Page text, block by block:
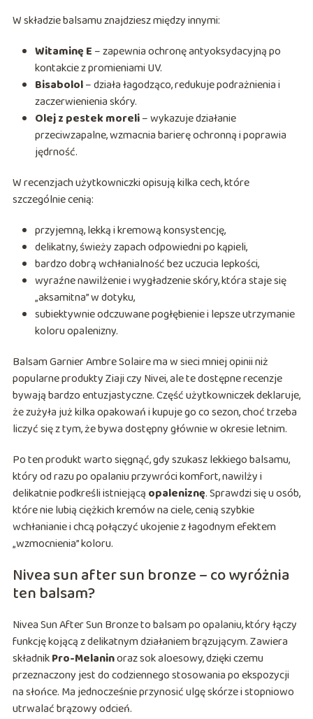
W składzie balsamu znajdziesz między innymi:
Witaminę E – zapewnia ochronę antyoksydacyjną po
kontakcie z promieniami UV.
Bisabolol– działa łagodząco, redukuje podrażnienia i
zaczerwienienia skóry.
Olej z pestek moreli– wykazuje działanie
przeciwzapalne, wzmacnia barierę ochronną i poprawia
jędrność.
W recenzjach użytkowniczki opisują kilka cech, które
szczególnie cenią:
przyjemną, lekką i kremową konsystencję,
delikatny, świeży zapach odpowiedni po kąpieli,
bardzo dobrą wchłanialność bez uczucia lepkości,
wyraźne nawilżenie i wygładzenie skóry, która staje się
„aksamitna” w dotyku,
subiektywnie odczuwane pogłębienie i lepsze utrzymanie
koloru opalenizny.
Balsam Garnier Ambre Solaire ma w sieci mniej opinii niż
popularne produkty Ziaji czy Nivei, ale te dostępne recenzje
bywają bardzo entuzjastyczne. Część użytkowniczek deklaruje,
że zużyła już kilka opakowań i kupuje go co sezon, choć trzeba
liczyć się z tym, że bywa dostępny głównie w okresie letnim.
Po ten produkt warto sięgnąć, gdy szukasz lekkiego balsamu,
który od razu po opalaniu przywróci komfort, nawilży i
delikatnie podkreśli istniejącą opaleniznę. Sprawdzi się u osób,
które nie lubią ciężkich kremów na ciele, cenią szybkie
wchłanianie i chcą połączyć ukojenie z łagodnym efektem
„wzmocnienia” koloru.
Nivea sun after sun bronze – co wyróżnia
ten balsam?
Nivea Sun After Sun Bronze to balsam po opalaniu, który łączy
funkcję kojącą z delikatnym działaniem brązującym. Zawiera
składnikPro-Melaninoraz sok aloesowy, dzięki czemu
przeznaczony jest do codziennego stosowania po ekspozycji
na słońce. Ma jednocześnie przynosić ulgę skórze i stopniowo
utrwalać brązowy odcień.